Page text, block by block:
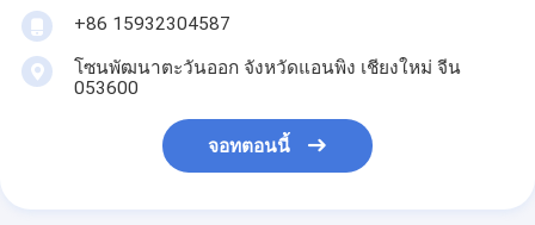
+86 15932304587
โซนพัฒนาตะวันออก จังหวัดแอนพิง เชียงใหม่ จีน
053600
จอทตอนนี้